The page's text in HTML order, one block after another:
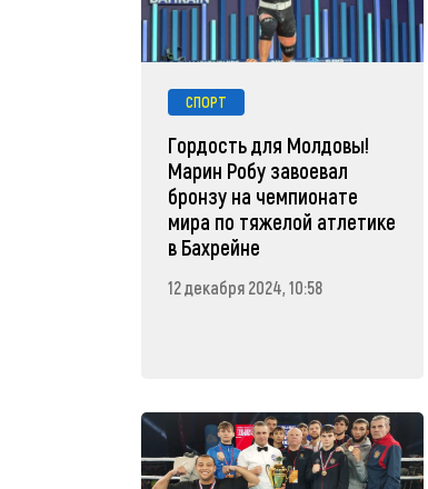
СПОРТ
Гордость для Молдовы!
Марин Робу завоевал
бронзу на чемпионате
мира по тяжелой атлетике
в Бахрейне
12 декабря 2024, 10:58